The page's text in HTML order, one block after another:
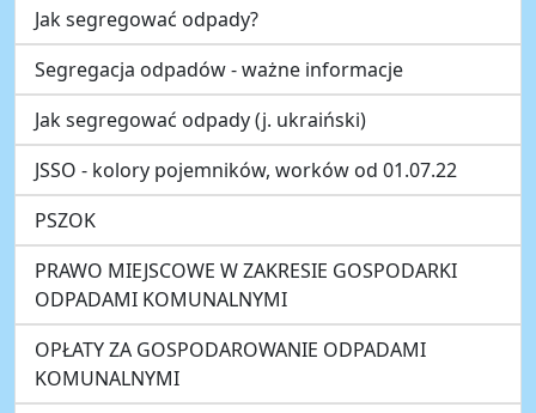
Jak segregować odpady?
Segregacja odpadów - ważne informacje
Jak segregować odpady (j. ukraiński)
JSSO - kolory pojemników, worków od 01.07.22
PSZOK
PRAWO MIEJSCOWE W ZAKRESIE GOSPODARKI
ODPADAMI KOMUNALNYMI
OPŁATY ZA GOSPODAROWANIE ODPADAMI
KOMUNALNYMI